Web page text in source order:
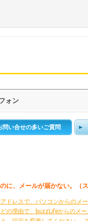
ォン
問い合せの多いご質問
に、メールが届かない。（
ドレスで、パソコンからのメ
の理由で、buzzLifeからのメ